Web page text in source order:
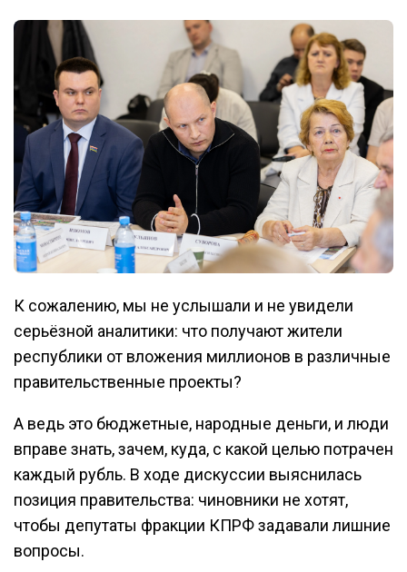
К сожалению, мы не услышали и не увидели
серьёзной аналитики: что получают жители
республики от вложения миллионов в различные
правительственные проекты?
А ведь это бюджетные, народные деньги, и люди
вправе знать, зачем, куда, с какой целью потрачен
каждый рубль. В ходе дискуссии выяснилась
позиция правительства: чиновники не хотят,
чтобы депутаты фракции КПРФ задавали лишние
вопросы.